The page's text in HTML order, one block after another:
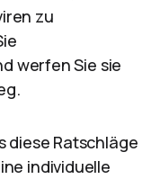
zu
werfen Sie sie
diese Ratschläge
individuelle